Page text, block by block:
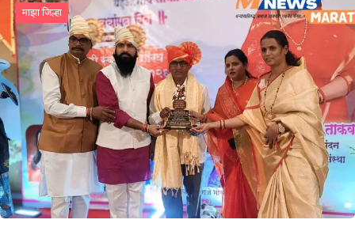
माझा जिल्हा